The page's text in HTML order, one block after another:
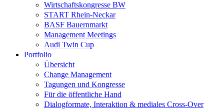
Wirtschaftskongresse BW
START Rhein-Neckar
BASF Bauernmarkt
Management Meetings
Audi Twin Cup
Portfolio
Übersicht
Change Management
Tagungen und Kongresse
Für die öffentliche Hand
Dialogformate, Interaktion & mediales Cross-Over